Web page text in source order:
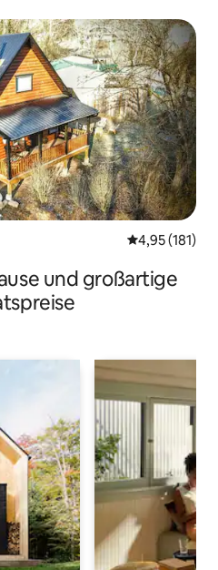
4,95 (181)
und großartige